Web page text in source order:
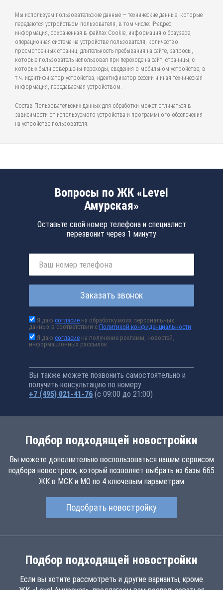
Мы используем пользовательские данные — технические данные, которые
передаются устройством пользователя, в том числе: IP-адрес,
информация, сохраненная в файлах Cookie, информация о браузере,
операционная система на устройстве пользователя, количество
просмотренных страниц, длительность пребывания на сайте, запросы,
которые пользователь использовал при переходе на сайт, страницы, с
которых были совершены переходы, сведения о мобильном устройстве, в
т.ч. идентификатор устройства, идентификатор сессии и иная техническая
информация, передаваемая устройством.
Состав Пользовательских данных для обработки может отличаться в
зависимости от используемого устройства и программного обеспечения
на устройстве пользователя.
Вопросы по ЖК «Level
Амурская»
Оставьте свой номер телефона и специалист
перезвонит через 1 минуту
Заказать звонок
Я даюсогласие на обработку моих персональных
данных в соответствии сПолитикой конфиденциальности
Я даюсогласие на получение рекламы, новостей,
информационных рассылок
Вы также можете позвонить самостоятельно и
получить консультацию по номеру
+7 (495) 021-41-76 (с 09:00 до 21:00)
Подбор подходящей новостройки
Вы можете дополнительно воспользоваться нашим сервисом
подбора новостроек, который позволяет выбрать из базы 665
ЖК в МСК и МО по 4 ключевым параметрам
Подобрать новостройку
Подбор подходящей новостройки
Если вы хотите рассмотреть и другие варианты, кроме